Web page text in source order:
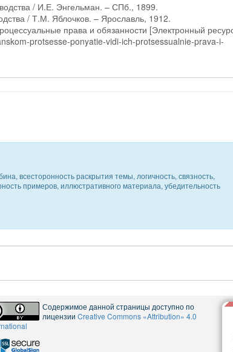
/ И.Е. Энгельман. – СПб., 1899.
/ Т.М. Яблочков. – Ярославль, 1912.
права и обязанности [Электронный
protsesse-ponyatie-vidi-ich-protsessualnie-prava-i-
всесторонность раскрытия темы, логичность, связность,
примеров, иллюстративного материала, убедительность
Содержимое данной страницы доступно по
лицензии Creative Commons «Attribution» 4.0